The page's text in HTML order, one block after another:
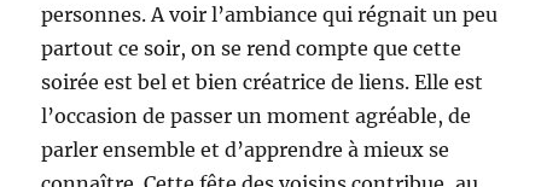
personnes. A voir l’ambiance qui régnait un peu
partout ce soir, on se rend compte que cette
soirée est bel et bien créatrice de liens. Elle est
l’occasion de passer un moment agréable, de
parler ensemble et d’apprendre à mieux se